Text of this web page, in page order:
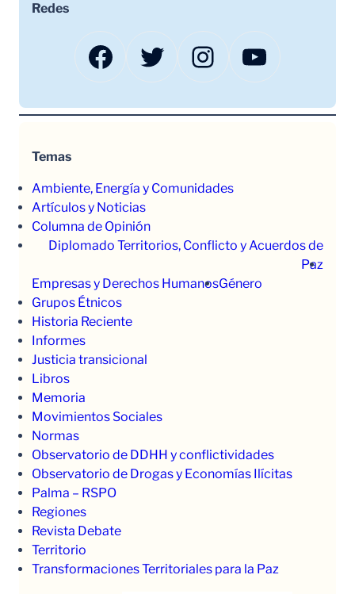
Redes
Facebook Twitter Instagram YouTube
Temas
Ambiente, Energía y Comunidades
Artículos y Noticias
Columna de Opinión
Diplomado Territorios, Conflicto y Acuerdos de
Paz
Empresas y Derechos HumanosGénero
Grupos Étnicos
Historia Reciente
Informes
Justicia transicional
Libros
Memoria
Movimientos Sociales
Normas
Observatorio de DDHH y conflictividades
Observatorio de Drogas y Economías Ilícitas
Palma – RSPO
Regiones
Revista Debate
Territorio
Transformaciones Territoriales para la Paz